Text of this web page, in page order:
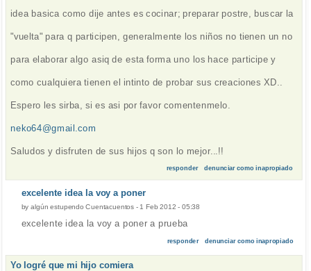
idea basica como dije antes es cocinar; preparar postre, buscar la
"vuelta" para q participen, generalmente los niños no tienen un no
para elaborar algo asiq de esta forma uno los hace participe y
como cualquiera tienen el intinto de probar sus creaciones XD..
Espero les sirba, si es asi por favor comentenmelo.
neko64@gmail.com
Saludos y disfruten de sus hijos q son lo mejor...!!
responder denunciar como inapropiado
excelente idea la voy a poner
byalgún estupendo Cuentacuentos - 1 Feb 2012 - 05:38
excelente idea la voy a poner a prueba
responder denunciar como inapropiado
Yo logré que mi hijo comiera